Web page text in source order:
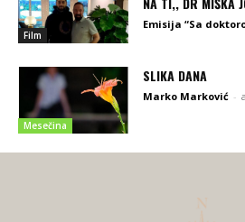
Film
Emisija “Sa
Mesečina
SLIKA DANA
Marko Marković -